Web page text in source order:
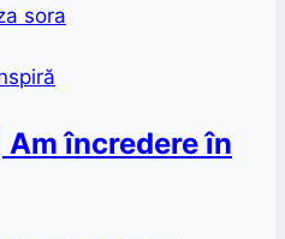
Am încredere în